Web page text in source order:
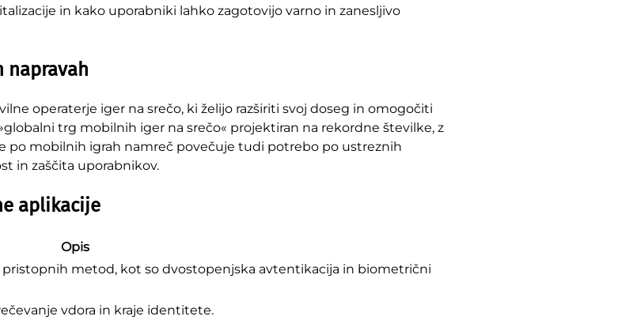
in kako uporabniki lahko zagotovijo varno in zanesljivo
napravah
operaterje iger na srečo, ki želijo razširiti svoj doseg in omogočiti
globalni trg mobilnih iger na srečo« projektiran na rekordne številke, z
po mobilnih igrah namreč povečuje tudi potrebo po ustreznih
in zaščita uporabnikov.
aplikacije
Opis
metod, kot so dvostopenjska avtentikacija in biometrični
vdora in kraje identitete.